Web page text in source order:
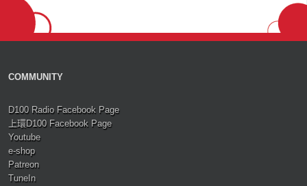
COMMUNITY
D100 Radio Facebook Page
上環D100 Facebook Page
Youtube
e-shop
Patreon
TuneIn